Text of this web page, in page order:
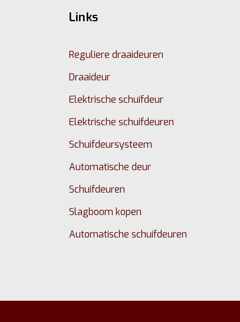
Links
Reguliere draaideuren
Draaideur
Elektrische schuifdeur
Elektrische schuifdeuren
Schuifdeursysteem
Automatische deur
Schuifdeuren
Slagboom kopen
Automatische schuifdeuren